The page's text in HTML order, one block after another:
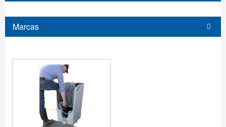
Marcas